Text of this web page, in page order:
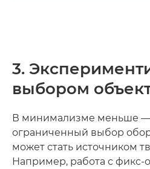
3.
выбором
В минимализме меньше —
ограниченный выбор
может стать источником
Например, работа с